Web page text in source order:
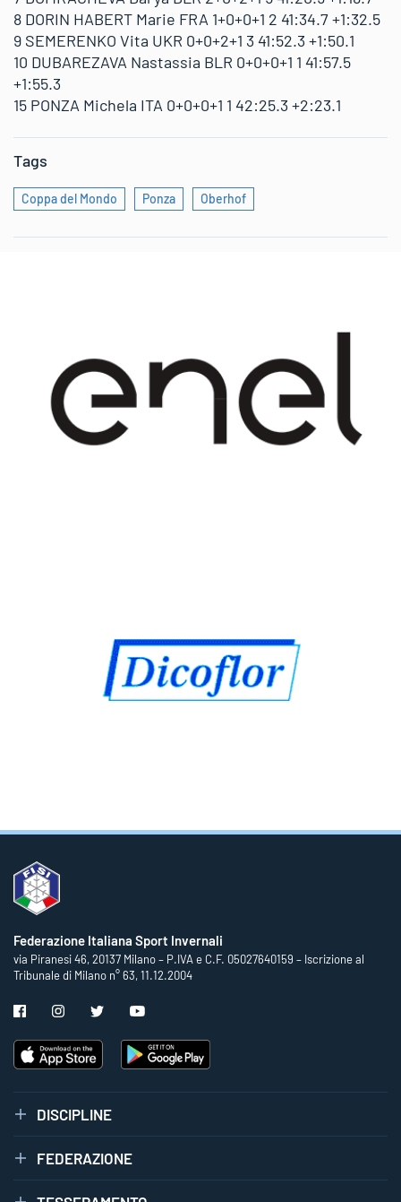
8 DORIN HABERT Marie FRA 1+0+0+1 2 41:34.7 +1:32.5
9 SEMERENKO Vita UKR 0+0+2+1 3 41:52.3 +1:50.1
10 DUBAREZAVA Nastassia BLR 0+0+0+1 1 41:57.5
+1:55.3
15 PONZA Michela ITA 0+0+0+1 1 42:25.3 +2:23.1
Tags
Coppa del Mondo Ponza Oberhof
Federazione Italiana Sport Invernali
via Piranesi 46, 20137 Milano – P.IVA e C.F. 05027640159 – Iscrizione al
Tribunale di Milano n° 63, 11.12.2004
DISCIPLINE
FEDERAZIONE